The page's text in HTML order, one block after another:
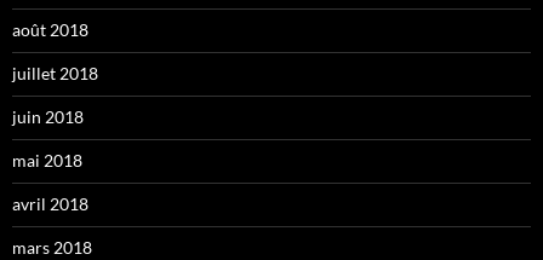
août 2018
juillet 2018
juin 2018
mai 2018
avril 2018
mars 2018